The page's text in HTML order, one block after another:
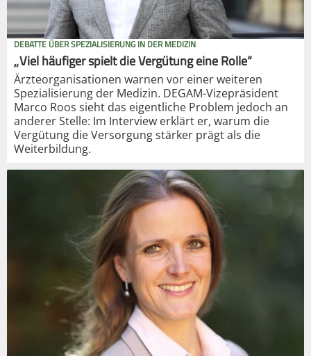
DEBATTE ÜBER SPEZIALISIERUNG IN DER MEDIZIN
„Viel häufiger spielt die Vergütung eine Rolle“
Ärzteorganisationen warnen vor einer weiteren
Spezialisierung der Medizin. DEGAM-Vizepräsident
Marco Roos sieht das eigentliche Problem jedoch an
anderer Stelle: Im Interview erklärt er, warum die
Vergütung die Versorgung stärker prägt als die
Weiterbildung.